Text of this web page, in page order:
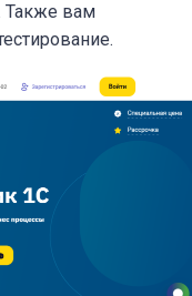
Также вам